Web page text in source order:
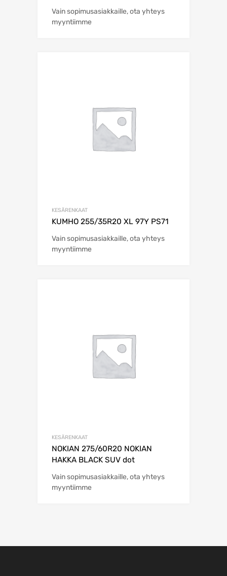
Vain sopimusasiakkaille, ota yhteys
myyntiimme
KESÄRENKAAT
KUMHO 255/35R20 XL 97Y PS71
Vain sopimusasiakkaille, ota yhteys
myyntiimme
KESÄRENKAAT
NOKIAN 275/60R20 NOKIAN
HAKKA BLACK SUV dot
Vain sopimusasiakkaille, ota yhteys
myyntiimme